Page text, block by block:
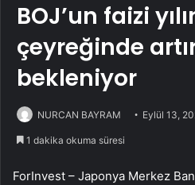
BOJ’un faizi
çeyreğinde
bekleniyor
NURCAN BAYRAM Eylül 13,
1 dakika okuma süresi
ForInvest – Japonya Merkez